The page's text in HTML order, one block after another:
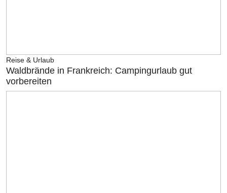
Reise & Urlaub
Waldbrände in Frankreich: Campingurlaub gut
vorbereiten